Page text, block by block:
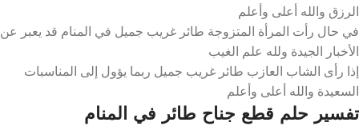
الرزق والله أعلى وأعلم
في حال رأت المرأة المتزوجة طائر غريب جميل في المنام قد يعبر عن
الأخبار الجيدة ولله علم الغيب
إذا رأى الشاب العازب طائر غريب جميل ربما يؤول إلى المناسبات
السعيدة والله أعلى وأعلم
تفسير حلم قطع جناح طائر في المنام